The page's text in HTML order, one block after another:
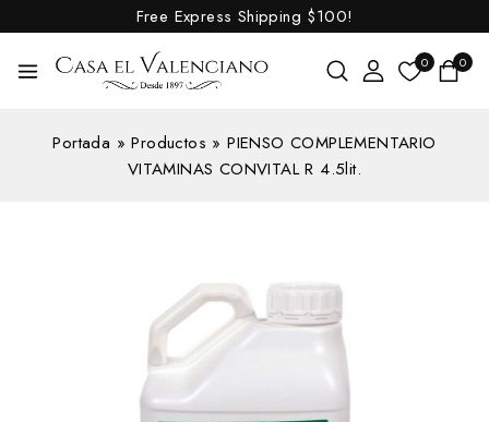
Free Express Shipping $100!
0 0
Portada »Productos »PIENSO COMPLEMENTARIO
VITAMINAS CONVITAL R 4.5lit.